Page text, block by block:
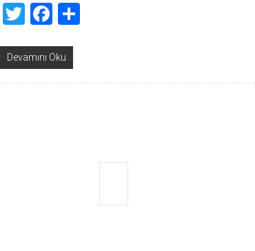
TwitterFacebook
Devamını Oku